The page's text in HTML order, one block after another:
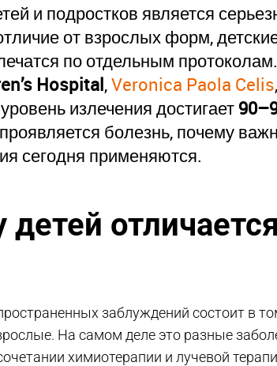
и подростков является
от взрослых форм,
по отдельным
Hospital,Veronica Paola Celis
излечения достигает
болезнь, почему
сегодня применяются.
заблуждений состоит в
На самом деле это разные
химиотерапии и лучевой